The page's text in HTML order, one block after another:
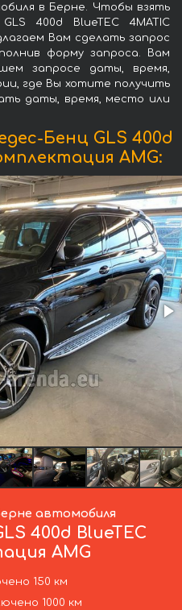
в Берне. Чтобы взять
400d BlueTEC 4MATIC
Вам сделать запрос
форму запроса. Вам
запросе даты, время,
где Вы хотите получить
даты, время, место или
Бенц GLS 400d
AMG:
автомобиля
400d BlueTEC
AMG
150 км
1000 км